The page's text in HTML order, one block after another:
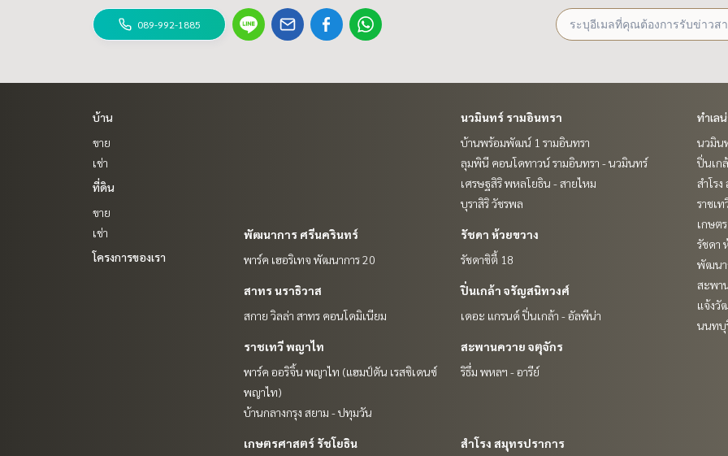
089-992-1885
บ้าน
ขาย
เช่า
ที่ดิน
ขาย
เช่า
โครงการของเรา
นวมินทร์ รามอินทรา
บ้านพร้อมพัฒน์ 1 รามอินทรา
ลุมพินี คอนโดทาวน์ รามอินทรา - นวมินทร์
เศรษฐสิริ พหลโยธิน - สายไหม
บุราสิริ วัชรพล
พัฒนาการ ศรีนครินทร์
พาร์ค เฮอริเทจ พัฒนาการ 20
รัชดา ห้วยขวาง
รัชดาซิตี้ 18
สาทร นราธิวาส
สกาย วิลล่า สาทร คอนโดมิเนียม
ปิ่นเกล้า จรัญสนิทวงศ์
เดอะ แกรนด์ ปิ่นเกล้า - อัลพีน่า
ราชเทวี พญาไท
พาร์ค ออริจิ้น พญาไท (แฮมป์ตัน เรสซิเดนซ์
พญาไท)
บ้านกลางกรุง สยาม - ปทุมวัน
สะพานควาย จตุจักร
ริธึ่ม พหลฯ - อารีย์
เกษตรศาสตร์ รัชโยธิน สำโรง สมุทรปราการ
ทำเล
นวมิน
ปิ่นเก
สำโรง
ราชเ
เกษต
รัชดา
พัฒนา
สะพา
แจ้งวั
นนทบุ